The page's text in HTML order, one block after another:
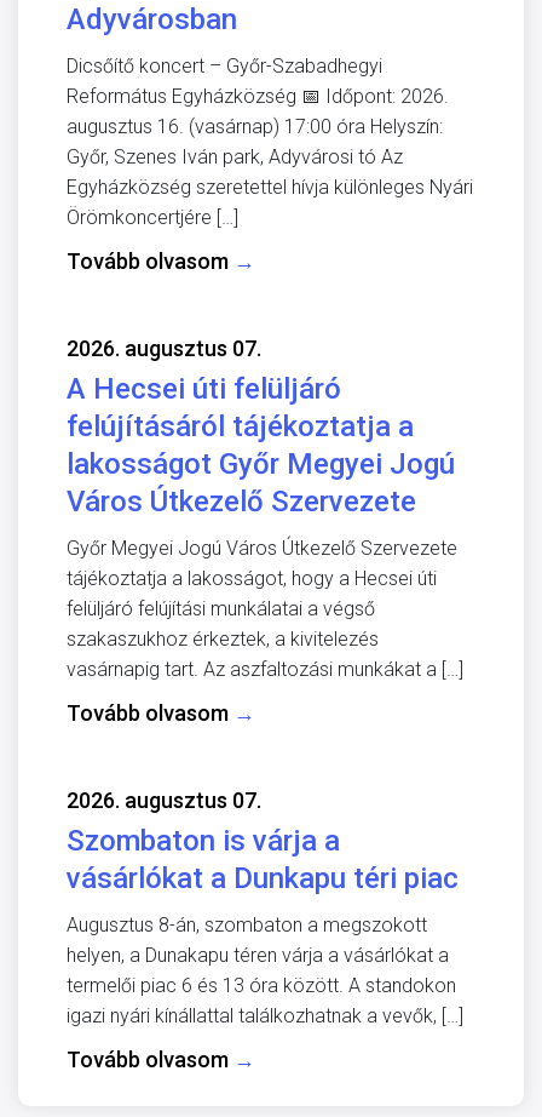
Adyvárosban
Dicsőítő koncert – Győr-Szabadhegyi
Református Egyházközség 📅 Időpont: 2026.
augusztus 16. (vasárnap) 17:00 óra Helyszín:
Győr, Szenes Iván park, Adyvárosi tó Az
Egyházközség szeretettel hívja különleges Nyári
Örömkoncertjére […]
Tovább olvasom →
2026. augusztus 07.
A Hecsei úti felüljáró
felújításáról tájékoztatja a
lakosságot Győr Megyei Jogú
Város Útkezelő Szervezete
Győr Megyei Jogú Város Útkezelő Szervezete
tájékoztatja a lakosságot, hogy a Hecsei úti
felüljáró felújítási munkálatai a végső
szakaszukhoz érkeztek, a kivitelezés
vasárnapig tart. Az aszfaltozási munkákat a […]
Tovább olvasom →
2026. augusztus 07.
Szombaton is várja a
vásárlókat a Dunkapu téri piac
Augusztus 8-án, szombaton a megszokott
helyen, a Dunakapu téren várja a vásárlókat a
termelői piac 6 és 13 óra között. A standokon
igazi nyári kínállattal találkozhatnak a vevők, […]
Tovább olvasom →